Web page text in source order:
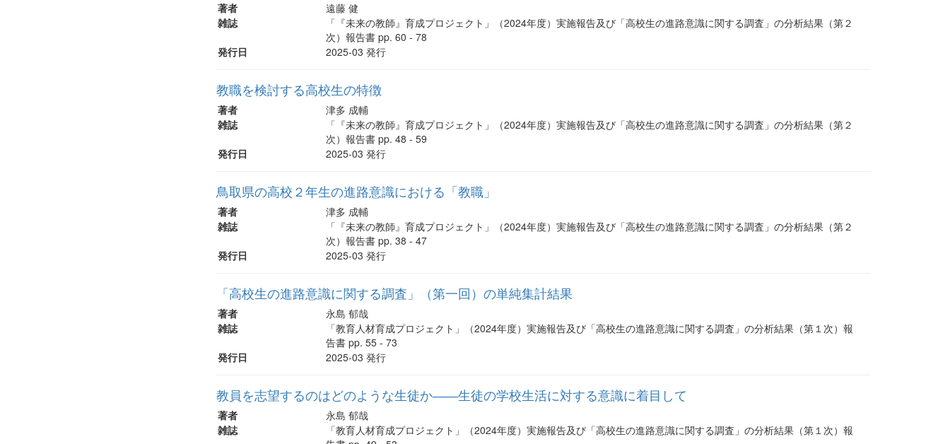
著者
遠藤 健
雑誌
「『未来の教師』育成プロジェクト」（2024年度）実施報告及び「高校生の進路意識に関する調査」の分析結果（第２
次）報告書 pp. 60 - 78
発行日
2025-03 発行
教職を検討する高校生の特徴
著者
津多 成輔
雑誌
「『未来の教師』育成プロジェクト」（2024年度）実施報告及び「高校生の進路意識に関する調査」の分析結果（第２
次）報告書 pp. 48 - 59
発行日
2025-03 発行
鳥取県の高校２年生の進路意識における「教職」
著者
津多 成輔
雑誌
「『未来の教師』育成プロジェクト」（2024年度）実施報告及び「高校生の進路意識に関する調査」の分析結果（第２
次）報告書 pp. 38 - 47
発行日
2025-03 発行
「高校生の進路意識に関する調査」（第一回）の単純集計結果
著者
永島 郁哉
雑誌
「教育人材育成プロジェクト」（2024年度）実施報告及び「高校生の進路意識に関する調査」の分析結果（第１次）報
告書 pp. 55 - 73
発行日
2025-03 発行
教員を志望するのはどのような生徒か――生徒の学校生活に対する意識に着目して
著者
永島 郁哉
雑誌
「教育人材育成プロジェクト」（2024年度）実施報告及び「高校生の進路意識に関する調査」の分析結果（第１次）報